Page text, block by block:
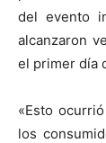
del evento
alcanzaron
el primer día
«Esto
los